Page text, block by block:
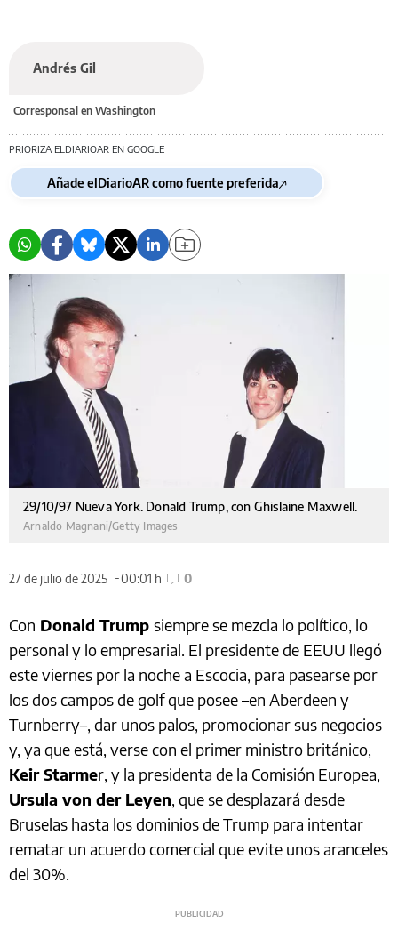
Andrés Gil
Corresponsal en Washington
PRIORIZA ELDIARIOAR EN GOOGLE
Añade elDiarioAR como fuente preferida
29/10/97 Nueva York. Donald Trump, con Ghislaine Maxwell.
Arnaldo Magnani/Getty Images
27 de julio de 2025 00:01 h 0
Con Donald Trump siempre se mezcla lo político, lo
personal y lo empresarial. El presidente de EEUU llegó
este viernes por la noche a Escocia, para pasearse por
los dos campos de golf que posee –en Aberdeen y
Turnberry–, dar unos palos, promocionar sus negocios
y, ya que está, verse con el primer ministro británico,
Keir Starmer, y la presidenta de la Comisión Europea,
Ursula von der Leyen, que se desplazará desde
Bruselas hasta los dominios de Trump para intentar
rematar un acuerdo comercial que evite unos aranceles
del 30%.